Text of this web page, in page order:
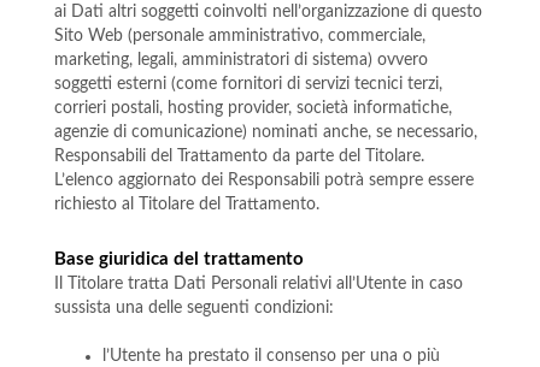
ai Dati altri soggetti coinvolti nell’organizzazione di questo
Sito Web (personale amministrativo, commerciale,
marketing, legali, amministratori di sistema) ovvero
soggetti esterni (come fornitori di servizi tecnici terzi,
corrieri postali, hosting provider, società informatiche,
agenzie di comunicazione) nominati anche, se necessario,
Responsabili del Trattamento da parte del Titolare.
L’elenco aggiornato dei Responsabili potrà sempre essere
richiesto al Titolare del Trattamento.
Base giuridica del trattamento
Il Titolare tratta Dati Personali relativi all’Utente in caso
sussista una delle seguenti condizioni:
l’Utente ha prestato il consenso per una o più